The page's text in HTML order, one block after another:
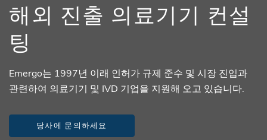
해외 진출 의료기기 컨설
팅
Emergo는 1997년 이래 인허가 규제 준수 및 시장 진입과
관련하여 의료기기 및 IVD 기업을 지원해 오고 있습니다.
당사에 문의하세요